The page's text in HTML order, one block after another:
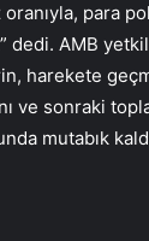
para
dedi. AMB
harekete
ve sonraki
mutabık